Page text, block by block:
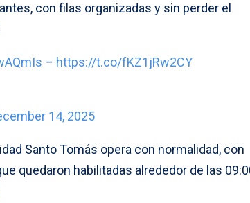
con filas organizadas y sin perder el
– https://t.co/fKZ1jRw2CY
14, 2025
Santo Tomás opera con normalidad, con
quedaron habilitadas alrededor de las